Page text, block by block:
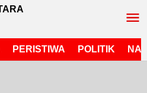
PERISTIWA POLITIK